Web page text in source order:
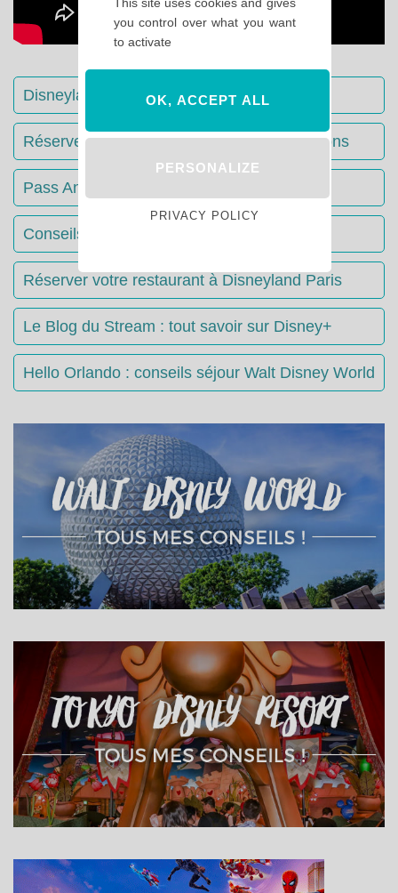
Disneyland Paris : Le guide complet
Réserver votre séjour : toutes les informations
Pass Annuels Disney : informations
Conseils & Astuces Disneyland Paris
Réserver votre restaurant à Disneyland Paris
Le Blog du Stream : tout savoir sur Disney+
Hello Orlando : conseils séjour Walt Disney World
you control over what you want
to activate
OK, ACCEPT ALL
PERSONALIZE
PRIVACY POLICY